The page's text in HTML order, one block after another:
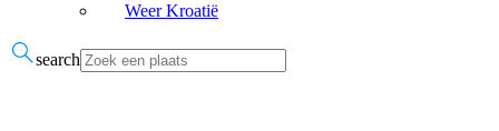
Weer Kroatië
search